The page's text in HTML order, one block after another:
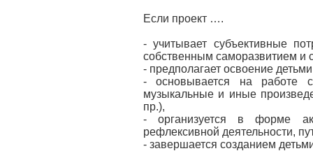
Если проект ….
- учитывает субъективные
собственным саморазвитием и
- предполагает освоение
- основывается на работе с
музыкальные и иные
пр.),
- организуется в форме
рефлексивной деятельности,
- завершается созданием